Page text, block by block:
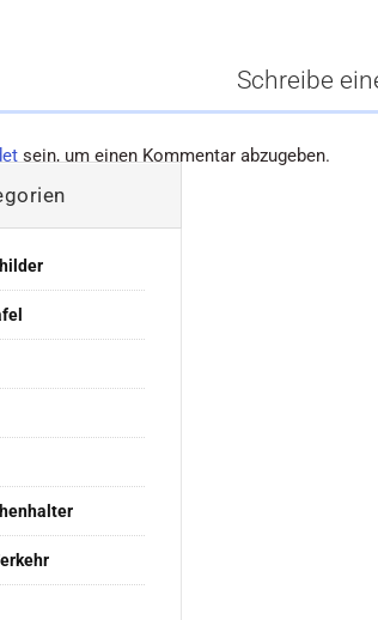
Schreibe
sein, um einen Kommentar abzugeben.